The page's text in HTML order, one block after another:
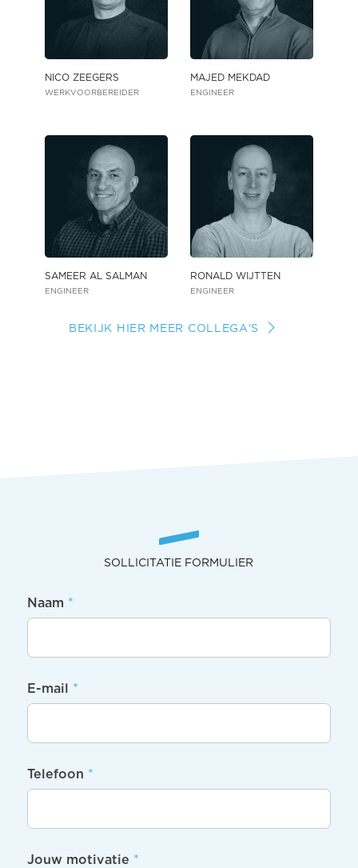
NICO ZEEGERS
WERKVOORBEREIDER
MAJED MEKDAD
ENGINEER
SAMEER AL SALMAN
ENGINEER
RONALD WIJTTEN
ENGINEER
BEKIJK HIER MEER COLLEGA'S
SOLLICITATIE FORMULIER
Sollicitatie
Naam *
E-mail *
Telefoon *
Jouw motivatie *